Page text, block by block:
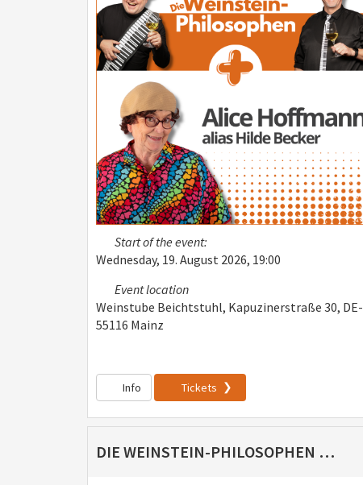
Start of the event:
Wednesday, 19. August 2026, 19:00
Event location
Weinstube Beichtstuhl, Kapuzinerstraße 30, DE-
55116 Mainz
Info Tickets
DIE WEINSTEIN-PHILOSOPHEN PRÄSENTIEREN: TATORT WEINGUT